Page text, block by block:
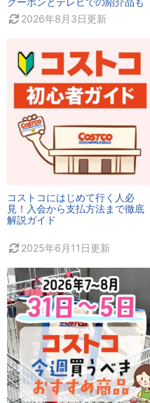
2026年8月3日更新
コストコにはじめて行く人必
見！入会から支払方法まで徹底
解説ガイド
2025年6月11日更新